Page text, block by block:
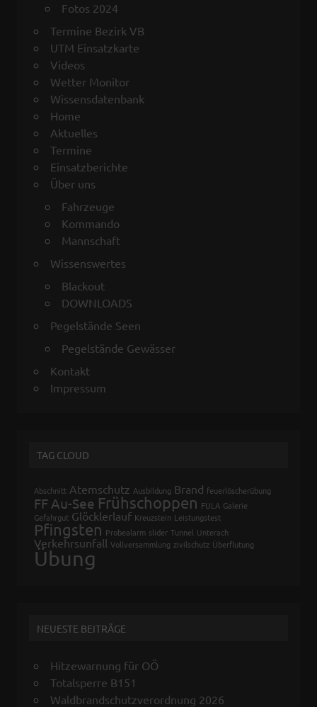
Fotos 2024
Termine Bezirk VB
UTM Einsatzkarte
Videos
Wetter Monitor
Wissensdatenbank
Home
Aktuelles
Termine
Einsatzberichte
Über uns
Fahrzeuge
Kommando
Mannschaft
Wissenswertes
Blackout
DOWNLOADS
Pegelstände Seen
Pegelstände Gewässer
Kontakt
Impressum
TAG CLOUD
Abschnitt Atemschutz Ausbildung Brand feuerlöscherübung
FF Au-See Frühschoppen FULA Galerie
Gefahrgut Glöcklerlauf Kreuzstein Leistungstest
Pfingsten Probealarm slider Tunnel Unterach
Verkehrsunfall Vollversammlung zivilschutz Überflutung
Übung
NEUESTE BEITRÄGE
Hitzewarnung für OÖ
Totalsperre B151
Waldbrandschutzverordnung 2026